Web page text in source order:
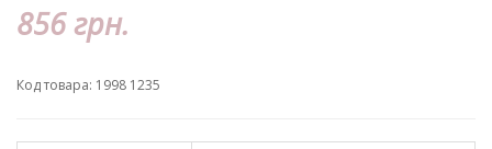
856 грн.
Код товара: 1998 1235